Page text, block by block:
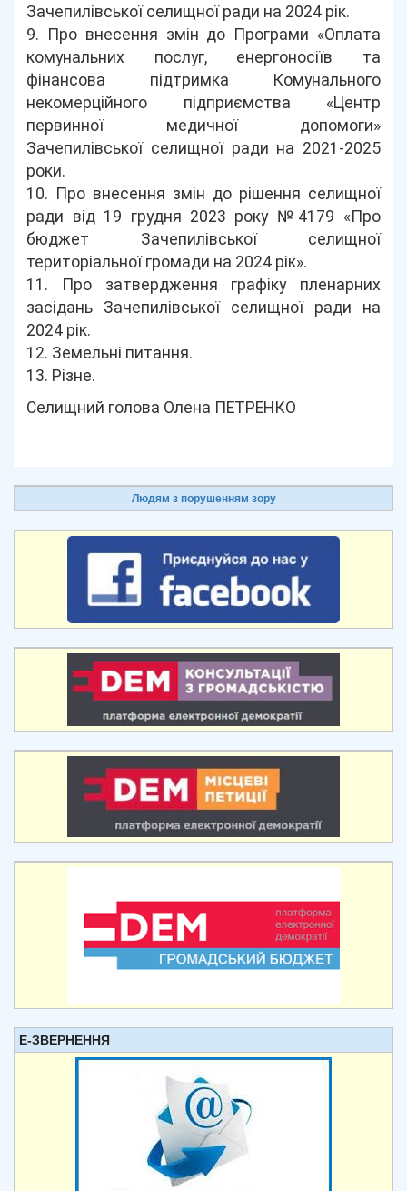
Зачепилівської селищної ради на 2024 рік.
9. Про внесення змін до Програми «Оплата
комунальних послуг, енергоносіїв та
фінансова підтримка Комунального
некомерційного підприємства «Центр
первинної медичної допомоги»
Зачепилівської селищної ради на 2021-2025
роки.
10. Про внесення змін до рішення селищної
ради від 19 грудня 2023 року №4179 «Про
бюджет Зачепилівської селищної
територіальної громади на 2024 рік».
11. Про затвердження графіку пленарних
засідань Зачепилівської селищної ради на
2024 рік.
12. Земельні питання.
13. Різне.
Селищний голова Олена ПЕТРЕНКО
Людям з порушенням зору
Е-ЗВЕРНЕННЯ